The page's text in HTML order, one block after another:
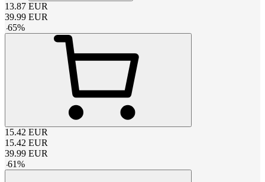
13.87 EUR
39.99 EUR
-65%
15.42 EUR
15.42 EUR
39.99 EUR
-61%